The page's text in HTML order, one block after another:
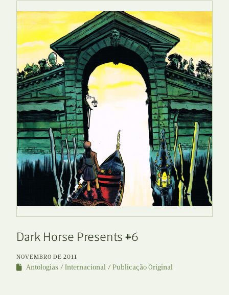
Dark Horse Presents #6
NOVEMBRO DE 2011
Antologias Internacional Publicação Original